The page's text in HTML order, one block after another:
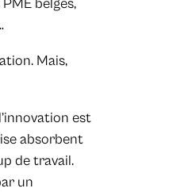
belges,
Mais,
est
absorbent
de travail.
un